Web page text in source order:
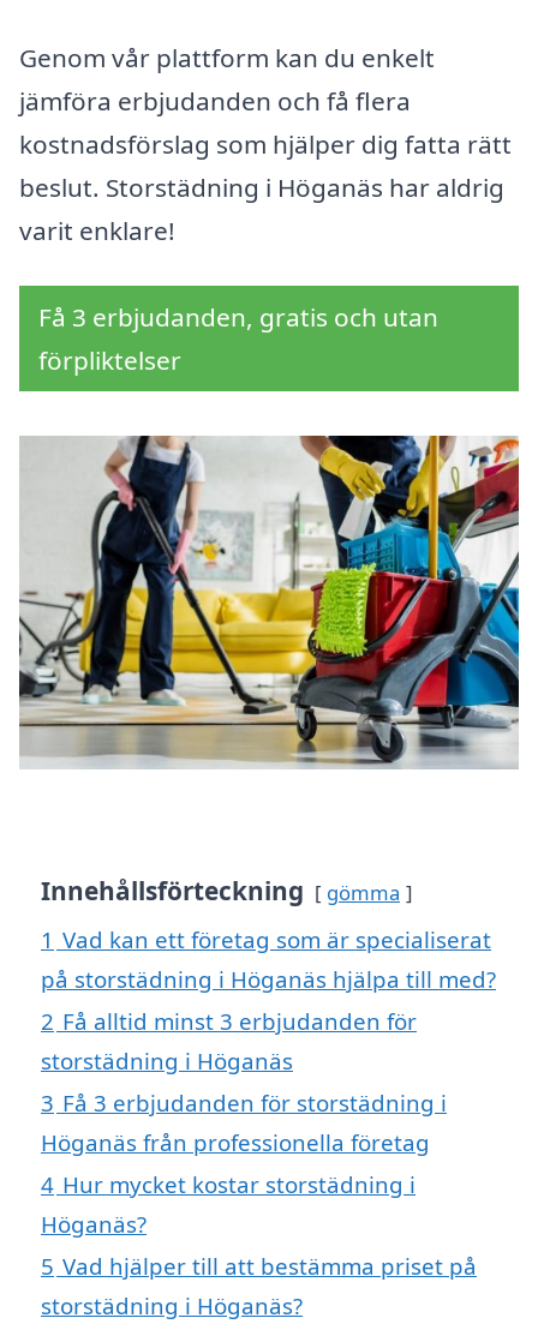
Genom vår plattform kan du enkelt
jämföra erbjudanden och få flera
kostnadsförslag som hjälper dig fatta rätt
beslut. Storstädning i Höganäs har aldrig
varit enklare!
Få 3 erbjudanden, gratis och utan
förpliktelser
Innehållsförteckning gömma
1 Vad kan ett företag som är specialiserat
på storstädning i Höganäs hjälpa till med?
2 Få alltid minst 3 erbjudanden för
storstädning i Höganäs
3 Få 3 erbjudanden för storstädning i
Höganäs från professionella företag
4 Hur mycket kostar storstädning i
Höganäs?
5 Vad hjälper till att bestämma priset på
storstädning i Höganäs?